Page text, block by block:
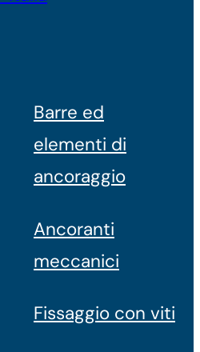
Barre ed
elementi di
ancoraggio
Ancoranti
meccanici
Fissaggio con viti